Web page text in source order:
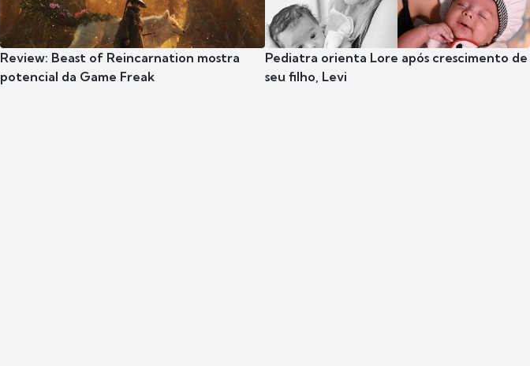
Review: Beast of Reincarnation mostra
potencial da Game Freak
Pediatra orienta Lore após crescimento de
seu filho, Levi